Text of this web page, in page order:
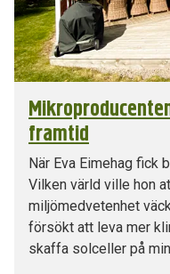
framtid
När Eva Eimehag fick
Vilken värld ville hon
miljömedvetenhet
försökt att leva mer
skaffa solceller på